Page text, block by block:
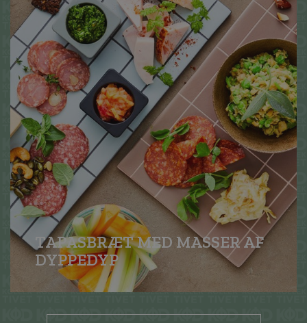
TAPASBRÆT MED MASSER AF
DYPPEDYP